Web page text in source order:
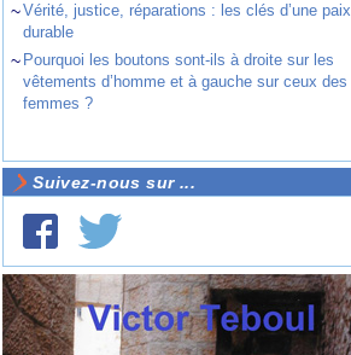
~Vérité, justice, réparations : les clés d’une paix
durable
~ Pourquoi les boutons sont-ils à droite sur les
vêtements d’homme et à gauche sur ceux des
femmes ?
Suivez-nous sur ...